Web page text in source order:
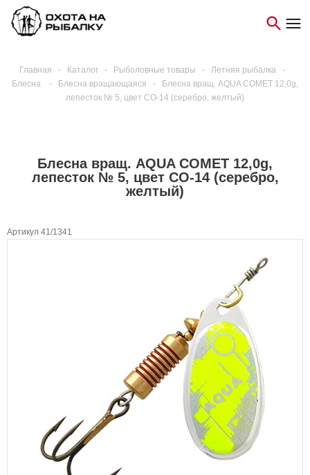
Главная - Каталог - Рыболовные товары - Летняя рыбалка
-
Блесна
- Блесна вращающаяся -
Блесна вращ. AQUA COMET 12,0g,
лепесток № 5, цвет CO-14 (серебро, желтый)
Блесна вращ. AQUA COMET 12,0g,
лепесток № 5, цвет CO-14 (серебро,
желтый)
Артикул 41/1341